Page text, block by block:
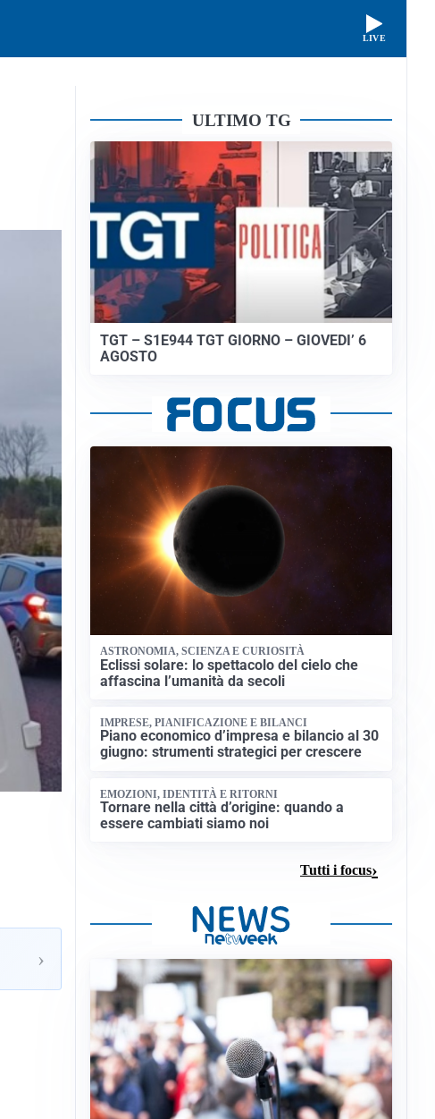
LIVE
›
ULTIMO TG
TGT – S1E944 TGT GIORNO – GIOVEDI’ 6
AGOSTO
ASTRONOMIA, SCIENZA E CURIOSITÀ
Eclissi solare: lo spettacolo del cielo che
affascina l’umanità da secoli
IMPRESE, PIANIFICAZIONE E BILANCI
Piano economico d’impresa e bilancio al 30
giugno: strumenti strategici per crescere
EMOZIONI, IDENTITÀ E RITORNI
Tornare nella città d’origine: quando a
essere cambiati siamo noi
Tutti i focus